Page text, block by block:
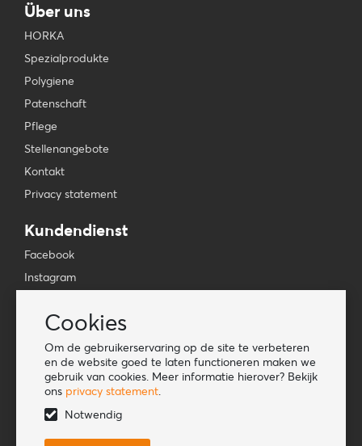
Cookies
Om de gebruikerservaring op de site te verbeteren
en de website goed te laten functioneren maken we
gebruik van cookies. Meer informatie hierover? Bekijk
ons privacy statement.
Notwendig
Über uns
HORKA
Spezialprodukte
Polygiene
Patenschaft
Pflege
Stellenangebote
Kontakt
Privacy statement
Kundendienst
Facebook
Instagram
TikTok
Informationen
Lookbook
Become a retailer